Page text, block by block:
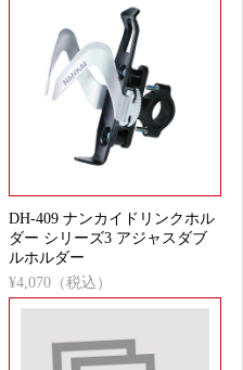
DH-409 ナンカイドリンクホル
ダー シリーズ3 アジャスダブ
ルホルダー
¥4,070（税込）